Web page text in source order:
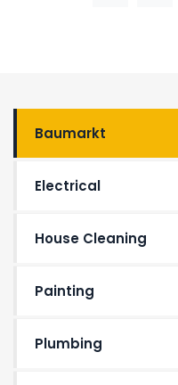
Baumarkt
Electrical
House Cleaning
Painting
Plumbing